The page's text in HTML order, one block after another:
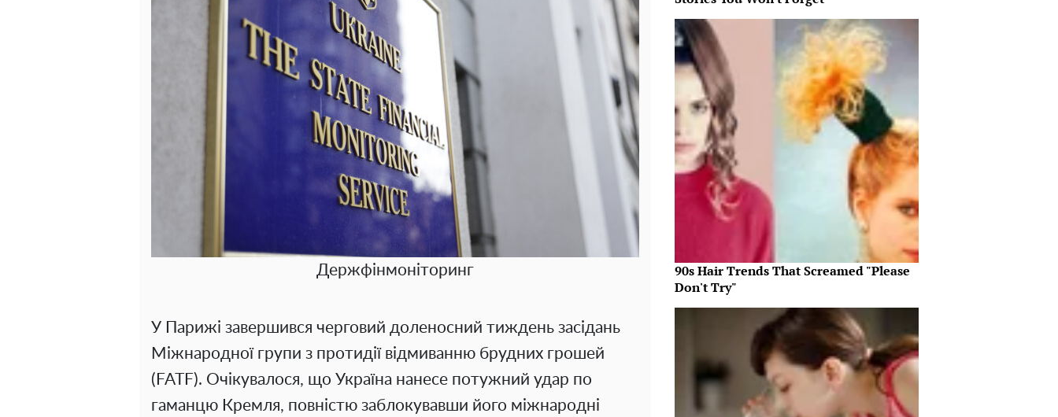
Держфінмоніторинг
У Парижі завершився черговий доленосний тиждень засідань
Міжнародної групи з протидії відмиванню брудних грошей
(FATF). Очікувалося, що Україна нанесе потужний удар по
гаманцю Кремля, повністю заблокувавши його міжнародні
90s Hair Trends That Screamed "Please
Don't Try"